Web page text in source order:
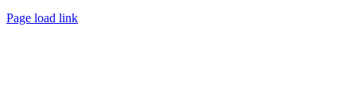
Page load link